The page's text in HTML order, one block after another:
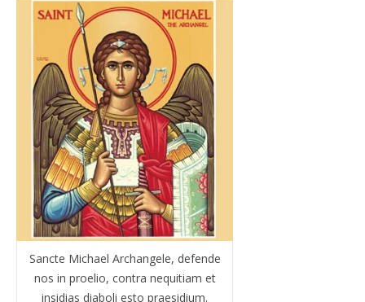
Sancte Michael Archangele, defende
nos in proelio, contra nequitiam et
insidias diaboli esto praesidium.